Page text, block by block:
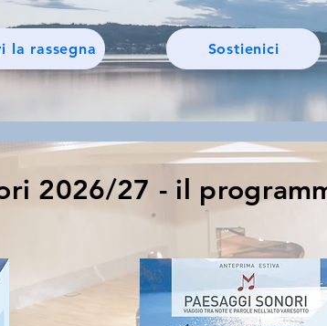
la rassegna Sostienici
2026/27 - il